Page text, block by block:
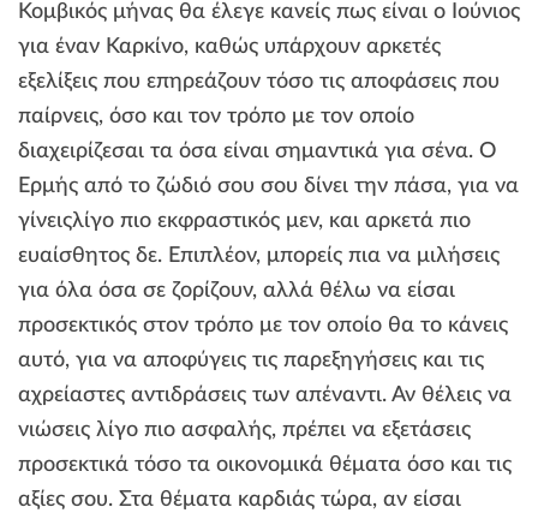
Κομβικός μήνας θα έλεγε κανείς πως είναι ο Ιούνιος
για έναν Καρκίνο, καθώς υπάρχουν αρκετές
εξελίξεις που επηρεάζουν τόσο τις αποφάσεις που
παίρνεις, όσο και τον τρόπο με τον οποίο
διαχειρίζεσαι τα όσα είναι σημαντικά για σένα. Ο
Ερμής από το ζώδιό σου σου δίνει την πάσα, για να
γίνειςλίγο πιο εκφραστικός μεν, και αρκετά πιο
ευαίσθητος δε. Επιπλέον, μπορείς πια να μιλήσεις
για όλα όσα σε ζορίζουν, αλλά θέλω να είσαι
προσεκτικός στον τρόπο με τον οποίο θα το κάνεις
αυτό, για να αποφύγεις τις παρεξηγήσεις και τις
αχρείαστες αντιδράσεις των απέναντι. Αν θέλεις να
νιώσεις λίγο πιο ασφαλής, πρέπει να εξετάσεις
προσεκτικά τόσο τα οικονομικά θέματα όσο και τις
αξίες σου. Στα θέματα καρδιάς τώρα, αν είσαι